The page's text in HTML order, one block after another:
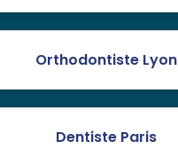
Orthodontiste Lyon
Dentiste Paris